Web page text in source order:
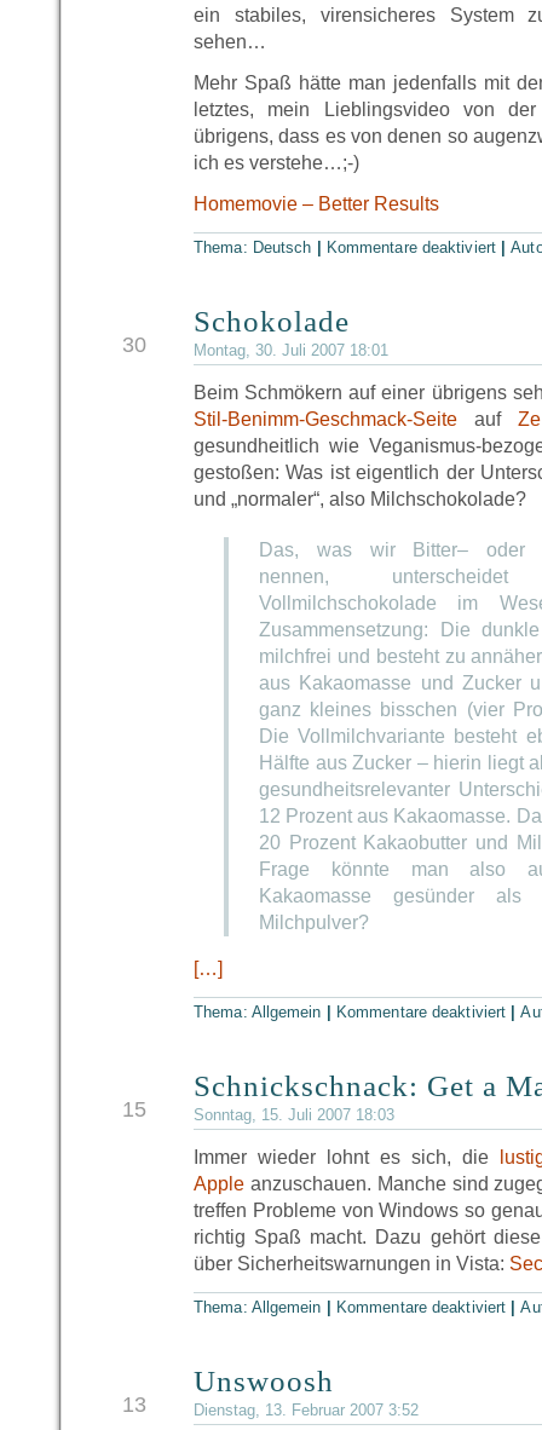
ein stabiles, virensicheres System
sehen…
Mehr Spaß hätte man jedenfalls mit
letztes, mein Lieblingsvideo von
übrigens, dass es von denen so
ich es verstehe…;-)
Homemovie – Better Results
Thema: Deutsch Kommentare deaktiviert|
30
Schokolade
Montag, 30. Juli 2007 18:01
Beim Schmökern auf einer übrigens
Stil-Benimm-Geschmack-Seite auf
gesundheitlich wie Veganismus-
gestoßen: Was ist eigentlich der
und „normaler“, also Milchschokolade?
Das, was wir Bitter– oder
nennen,
Vollmilchschokolade im
Zusammensetzung: Die
milchfrei und besteht zu
aus Kakaomasse und Zucker
ganz kleines bisschen (vier
Die Vollmilchvariante besteht
Hälfte aus Zucker – hierin liegt
gesundheitsrelevanter
12 Prozent aus Kakaomasse.
20 Prozent Kakaobutter und
Frage könnte man also
Kakaomasse gesünder als
Milchpulver?
[…]
Thema: Allgemein Kommentare deaktiviert |
15
Schnickschnack: Get a
Sonntag, 15. Juli 2007 18:03
Immer wieder lohnt es sich, die
Apple anzuschauen. Manche sind
treffen Probleme von Windows so
richtig Spaß macht. Dazu gehört
über Sicherheitswarnungen in Vista:
Thema: Allgemein Kommentare deaktiviert |
13
Unswoosh
Dienstag, 13. Februar 2007 3:52